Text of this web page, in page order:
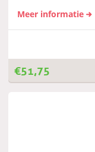
Meer informatie
€51,75